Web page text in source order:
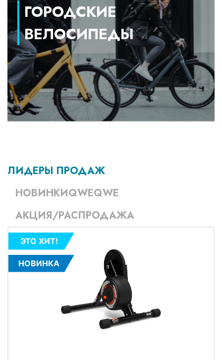
ГОРОДСКИЕ
ВЕЛОСИПЕДЫ
ЛИДЕРЫ ПРОДАЖ
НОВИНКИQWEQWE
АКЦИЯ/РАСПРОДАЖА
ЭТО ХИТ!
НОВИНКА